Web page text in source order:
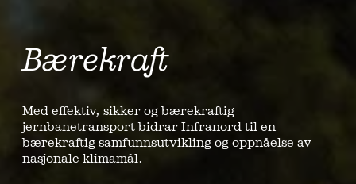
Bærekraft
Med effektiv, sikker og bærekraftig
jernbanetransport bidrar Infranord til en
bærekraftig samfunnsutvikling og oppnåelse av
nasjonale klimamål.